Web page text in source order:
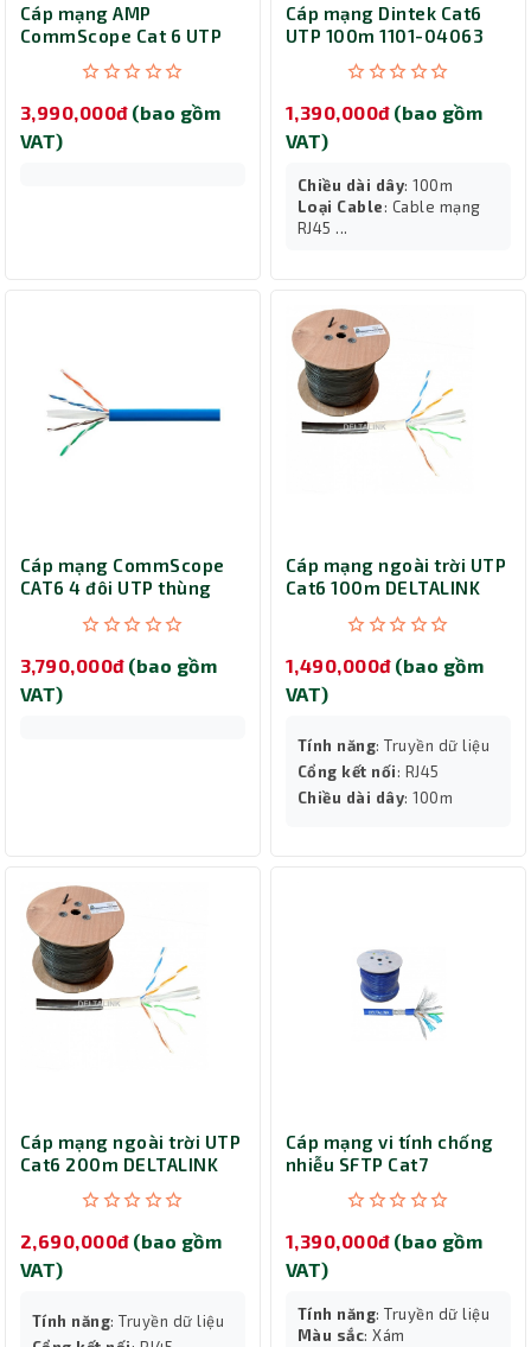
Cáp mạng AMP
CommScope Cat 6 UTP
3,990,000đ (bao gồm
VAT)
Cáp mạng Dintek Cat6
UTP 100m 1101-04063
1,390,000đ (bao gồm
VAT)
Chiều dài dây: 100m
Loại Cable: Cable mạng
RJ45 ...
Cáp mạng CommScope
CAT6 4 đôi UTP thùng
(1427071-6)
3,790,000đ (bao gồm
VAT)
Cáp mạng ngoài trời UTP
Cat6 100m DELTALINK
1,490,000đ (bao gồm
VAT)
Tính năng: Truyền dữ liệu
Cổng kết nối: RJ45
Chiều dài dây: 100m
Cáp mạng ngoài trời UTP
Cat6 200m DELTALINK
2,690,000đ (bao gồm
VAT)
Tính năng: Truyền dữ liệu
Cáp mạng vi tính chống
nhiễu SFTP Cat7
1,390,000đ (bao gồm
VAT)
Tính năng: Truyền dữ liệu
Màu sắc: Xám